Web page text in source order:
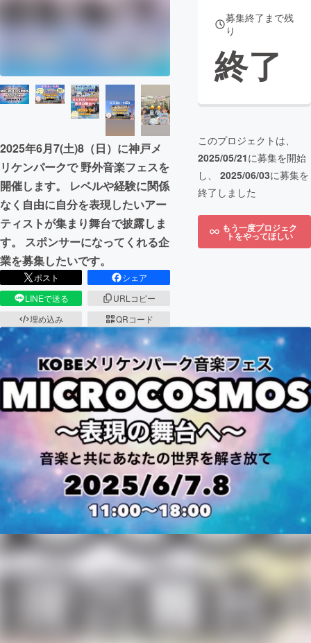
CAMPFIREふるさと納税
2025年6月7(土)8（日）に神戸メ
リケンパークで 野外音楽フェスを
開催します。 レベルや経験に関係
なく自由に自分を表現したいアー
ティストが集まり舞台で披露しま
す。 スポンサーになってくれる企
業を募集したいです。
ポスト
シェア
LINEで送る
URLコピー
埋め込み
QRコード
募集終了まで残
り
終了
このプロジェクトは、
2025/05/21に募集を開始
し、 2025/06/03に募集を
終了しました
もう一度プロジェク
トをやってほしい